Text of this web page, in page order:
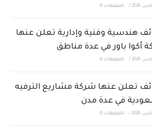
/ التعليقات: 0
هندسية وفنية وإدارية تعلن عنها
أكوا باور في عدة مناطق
/ التعليقات: 0
تعلن عنها شركة مشاريع الترفيه
في عدة مدن
/ التعليقات: 0